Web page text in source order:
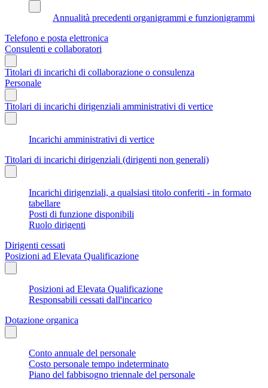
Annualità precedenti organigrammi e funzionigrammi
Telefono e posta elettronica
Consulenti e collaboratori
Titolari di incarichi di collaborazione o consulenza
Personale
Titolari di incarichi dirigenziali amministrativi di vertice
Incarichi amministrativi di vertice
Titolari di incarichi dirigenziali (dirigenti non generali)
Incarichi dirigenziali, a qualsiasi titolo conferiti - in formato
tabellare
Posti di funzione disponibili
Ruolo dirigenti
Dirigenti cessati
Posizioni ad Elevata Qualificazione
Posizioni ad Elevata Qualificazione
Responsabili cessati dall'incarico
Dotazione organica
Conto annuale del personale
Costo personale tempo indeterminato
Piano del fabbisogno triennale del personale